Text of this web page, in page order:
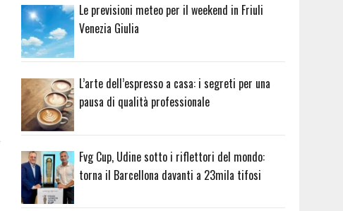
Le previsioni meteo per il weekend in Friuli
Venezia Giulia
L’arte dell’espresso a casa: i segreti per una
pausa di qualità professionale
Fvg Cup, Udine sotto i riflettori del mondo:
torna il Barcellona davanti a 23mila tifosi